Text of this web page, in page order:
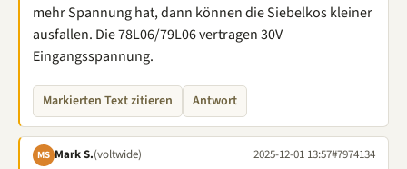
mehr Spannung hat, dann können die Siebelkos kleiner
ausfallen. Die 78L06/79L06 vertragen 30V
Eingangsspannung.
Markierten Text zitieren Antwort
MS Mark S.(voltwide) 2025-12-01 13:57#7974134